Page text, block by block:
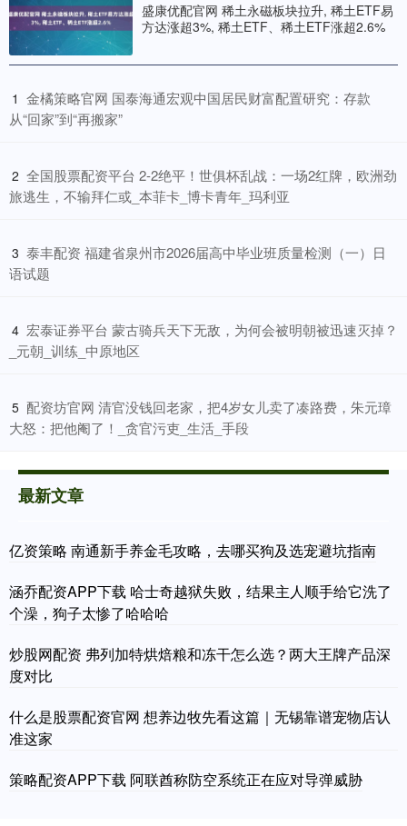
盛康优配官网 稀土永磁板块拉升, 稀土ETF易
方达涨超3%, 稀土ETF、稀土ETF涨超2.6%
1 ​金橘策略官网 国泰海通宏观中国居民财富配置研究：存款
从“回家”到“再搬家”
2 ​全国股票配资平台 2-2绝平！世俱杯乱战：一场2红牌，欧洲劲
旅逃生，不输拜仁或_本菲卡_博卡青年_玛利亚
3 ​泰丰配资 福建省泉州市2026届高中毕业班质量检测（一）日
语试题
4 ​宏泰证券平台 蒙古骑兵天下无敌，为何会被明朝被迅速灭掉？
_元朝_训练_中原地区
5 ​配资坊官网 清官没钱回老家，把4岁女儿卖了凑路费，朱元璋
大怒：把他阉了！_贪官污吏_生活_手段
最新文章
亿资策略 南通新手养金毛攻略，去哪买狗及选宠避坑指南
涵乔配资APP下载 哈士奇越狱失败，结果主人顺手给它洗了
个澡，狗子太惨了哈哈哈
炒股网配资 弗列加特烘焙粮和冻干怎么选？两大王牌产品深
度对比
什么是股票配资官网 想养边牧先看这篇｜无锡靠谱宠物店认
准这家
策略配资APP下载 阿联酋称防空系统正在应对导弹威胁